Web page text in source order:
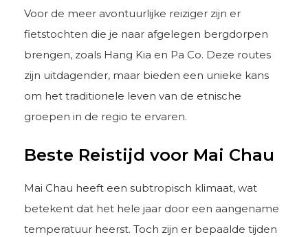
Voor de meer avontuurlijke reiziger zijn er
fietstochten die je naar afgelegen bergdorpen
brengen, zoals Hang Kia en Pa Co. Deze routes
zijn uitdagender, maar bieden een unieke kans
om het traditionele leven van de etnische
groepen in de regio te ervaren.
Beste Reistijd voor Mai Chau
Mai Chau heeft een subtropisch klimaat, wat
betekent dat het hele jaar door een aangename
temperatuur heerst. Toch zijn er bepaalde tijden